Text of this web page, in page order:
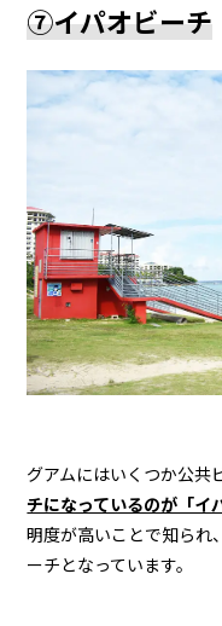
⑦イパオビーチ
グアムにはいくつか公共
チになっているのが「イ
明度が高いことで知られ
ーチとなっています。